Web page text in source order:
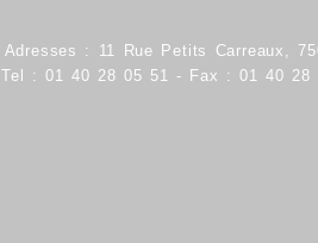
Adresses : 11 Rue Petits Carreaux,
Tel : 01 40 28 05 51 - Fax : 01 40